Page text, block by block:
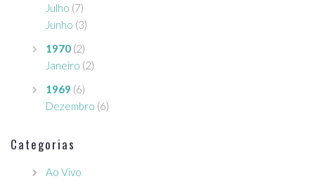
Julho (7)
Junho (3)
1970 (2)
Janeiro (2)
1969 (6)
Dezembro (6)
Categorias
Ao Vivo